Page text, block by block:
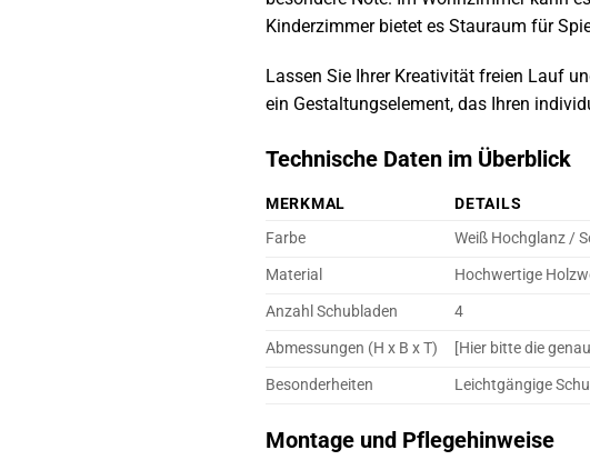
Kinderzimmer bietet es Stauraum für
Lassen Sie Ihrer Kreativität freien Lauf
ein Gestaltungselement, das Ihren
Technische Daten im Überblick
MERKMAL
DETAILS
Farbe
Weiß Hochglanz /
Material
Hochwertige
Anzahl Schubladen
4
Abmessungen (H x B x T)
[Hier bitte die
Besonderheiten
Leichtgängige
Montage und Pflegehinweise